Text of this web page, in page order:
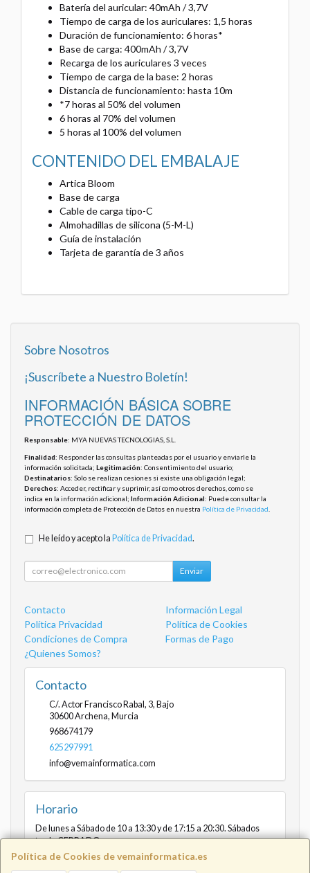
Batería del auricular: 40mAh / 3,7V
Tiempo de carga de los auriculares: 1,5 horas
Duración de funcionamiento: 6 horas*
Base de carga: 400mAh / 3,7V
Recarga de los auriculares 3 veces
Tiempo de carga de la base: 2 horas
Distancia de funcionamiento: hasta 10m
*7 horas al 50% del volumen
6 horas al 70% del volumen
5 horas al 100% del volumen
CONTENIDO DEL EMBALAJE
Artica Bloom
Base de carga
Cable de carga tipo-C
Almohadillas de silicona (5-M-L)
Guía de instalación
Tarjeta de garantía de 3 años
Política de Cookies de vemainformatica.es
Sobre Nosotros
¡Suscríbete a Nuestro Boletín!
INFORMACIÓN BÁSICA SOBRE
PROTECCIÓN DE DATOS
Responsable: MYA NUEVAS TECNOLOGIAS, S.L.
Finalidad: Responder las consultas planteadas por el usuario y enviarle la
información solicitada; Legitimación: Consentimiento del usuario;
Destinatarios: Solo se realizan cesiones si existe una obligación legal;
Derechos: Acceder, rectificar y suprimir, así como otros derechos, como se
indica en la información adicional; Información Adicional: Puede consultar la
información completa de Protección de Datos en nuestra Política de Privacidad
He leído y acepto la Política de Privacidad.
Enviar
Contacto
Información Legal
Política Privacidad
Política de Cookies
Condiciones de Compra
Formas de Pago
¿Quienes Somos?
Contacto
C/. Actor Francisco Rabal, 3, Bajo
30600Archena, Murcia
968674179
625297991
info@vemainformatica.com
Horario
De lunes a Sábado de 10 a 13:30 y de 17:15 a 20:30. Sábados
tarde CERRADO